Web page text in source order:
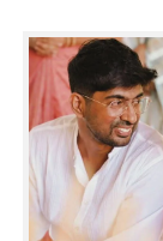
SPIRITUAL
INFO+
ART